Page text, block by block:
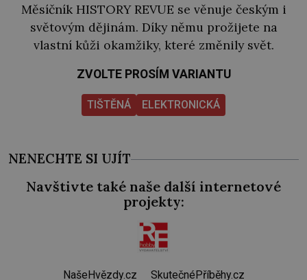
Měsíčník HISTORY REVUE se věnuje českým i
světovým dějinám. Díky němu prožijete na
vlastní kůži okamžiky, které změnily svět.
ZVOLTE PROSÍM VARIANTU
TIŠTĚNÁ ELEKTRONICKÁ
NENECHTE SI UJÍT
Navštivte také naše další internetové
projekty:
NašeHvězdy.cz SkutečnéPříběhy.cz